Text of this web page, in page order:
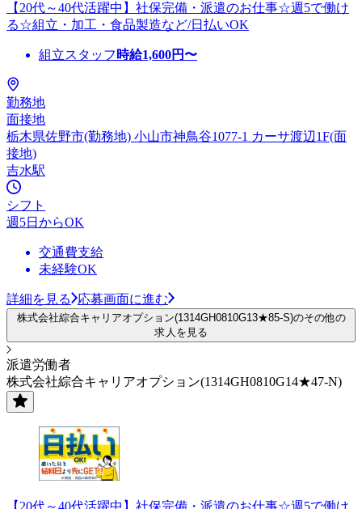
【20代～40代活躍中】社保完備・派遣のお仕事☆週5で働け
る☆組立・加工・食品製造など/日払いOK
組立スタッフ 時給1,600円〜
勤務地
面接地
栃木県佐野市(勤務地) 小山市神鳥谷1077-1 カーサ渡辺1F(面
接地)
吉水駅
シフト
週5日からOK
交通費支給
未経験OK
詳細を見る 応募画面に進む
株式会社綜合キャリアオプション(1314GH0810G13★85-S)のその他の
求人を見る
派遣労働者
株式会社綜合キャリアオプション(1314GH0810G14★47-N)
【20代～40代活躍中】社保完備・派遣のお仕事☆週5で働け